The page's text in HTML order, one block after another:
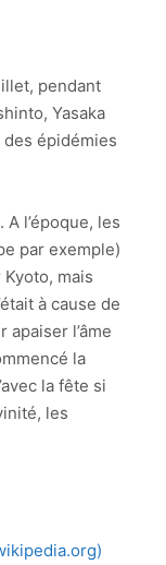
pendant
Yasaka
des épidémies
l’époque, les
par exemple)
mais
à cause de
l’âme
la
la fête si
les